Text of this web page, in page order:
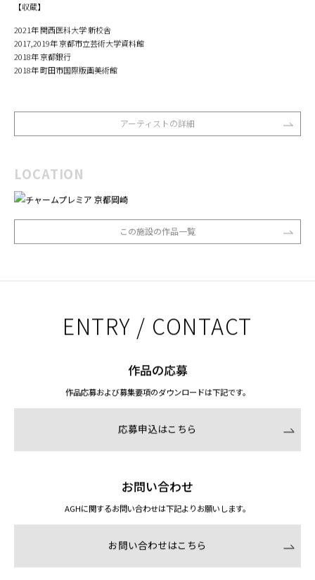
【収蔵】
2021年 関西医科大学 新校舎
2017,2019年 京都市立芸術大学資料館
2018年 京都銀行
2018年 町田市国際版画美術館
アーティストの詳細
LOCATION
この施設の作品一覧
ENTRY / CONTACT
作品の応募
作品応募および募集要項のダウンロードは下記です。
応募申込はこちら
お問い合わせ
AGHに関するお問い合わせは下記よりお願いします。
お問い合わせはこちら